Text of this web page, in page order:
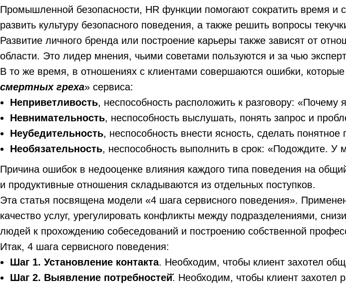
Промышленной безопасности, HR функции помогают сократить время и
развить культуру безопасного поведения, а также решить вопросы
Развитие личного бренда или построение карьеры также зависят от
области. Это лидер мнения, чьими советами пользуются и за чью
В то же время, в отношениях с клиентами совершаются ошибки,
смертных греха» сервиса:
Неприветливость, неспособность расположить к разговору:
Невнимательность, неспособность выслушать, понять запрос и
Неубедительность, неспособность внести ясность, сделать
Необязательность, неспособность выполнить в срок: «Подождите. У
Причина ошибок в недооценке влияния каждого типа поведения на
и продуктивные отношения складываются из отдельных поступков.
Эта статья посвящена модели «4 шага сервисного поведения».
качество услуг, урегулировать конфликты между подразделениями,
людей к прохождению собеседований и построению собственной
Итак, 4 шага сервисного поведения:
Шаг 1. Установление контакта. Необходим, чтобы клиент захотел
Шаг 2. Выявление потребностей̆. Необходим, чтобы клиент захотел